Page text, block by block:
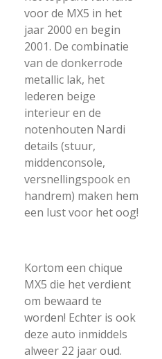
voor de MX5 in het
jaar 2000 en begin
2001. De combinatie
van de donkerrode
metallic lak, het
lederen beige
interieur en de
notenhouten Nardi
details (stuur,
middenconsole,
versnellingspook en
handrem) maken hem
een lust voor het oog!
Kortom een chique
MX5 die het verdient
om bewaard te
worden! Echter is ook
deze auto inmiddels
alweer 22 jaar oud.